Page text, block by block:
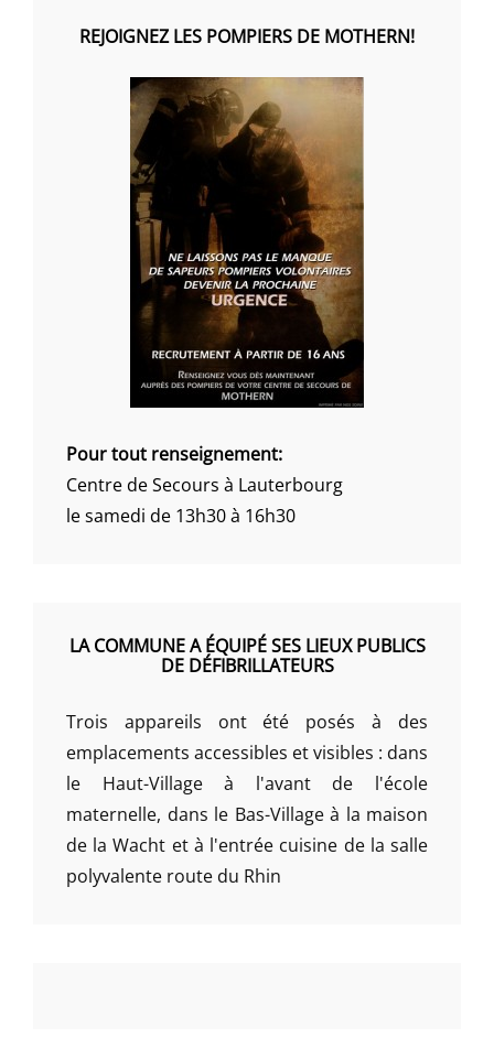
REJOIGNEZ LES POMPIERS DE MOTHERN!
Pour tout renseignement:
Centre de Secours à Lauterbourg
le samedi de 13h30 à 16h30
LA COMMUNE A ÉQUIPÉ SES LIEUX PUBLICS
DE DÉFIBRILLATEURS
Trois appareils ont été posés à des
emplacements accessibles et visibles : dans
le Haut-Village à l'avant de l'école
maternelle, dans le Bas-Village à la maison
de la Wacht et à l'entrée cuisine de la salle
polyvalente route du Rhin